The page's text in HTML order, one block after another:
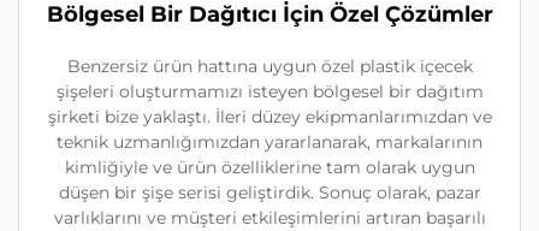
Bölgesel Bir Dağıtıcı İçin Özel Çözümler
Benzersiz ürün hattına uygun özel plastik içecek
şişeleri oluşturmamızı isteyen bölgesel bir dağıtım
şirketi bize yaklaştı. İleri düzey ekipmanlarımızdan ve
teknik uzmanlığımızdan yararlanarak, markalarının
kimliğiyle ve ürün özelliklerine tam olarak uygun
düşen bir şişe serisi geliştirdik. Sonuç olarak, pazar
varlıklarını ve müşteri etkileşimlerini artıran başarılı